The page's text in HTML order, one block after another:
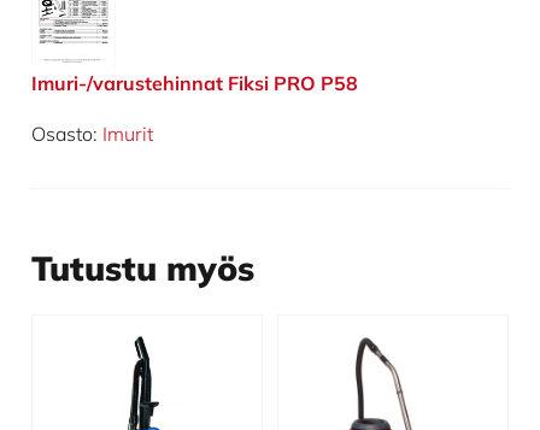
Imuri-/varustehinnat Fiksi PRO P58
Osasto: Imurit
Tutustu myös